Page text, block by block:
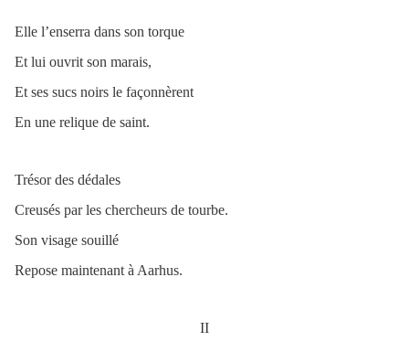
Elle l’enserra dans son torque
Et lui ouvrit son marais,
Et ses sucs noirs le façonnèrent
En une relique de saint.
Trésor des dédales
Creusés par les chercheurs de tourbe.
Son visage souillé
Repose maintenant à Aarhus.
II